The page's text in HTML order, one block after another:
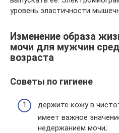
уровень эластичности
Изменение образа
мочи для мужчин
возраста
Советы по гигиене
держите кожу в
имеет важное
недержанием мочи;